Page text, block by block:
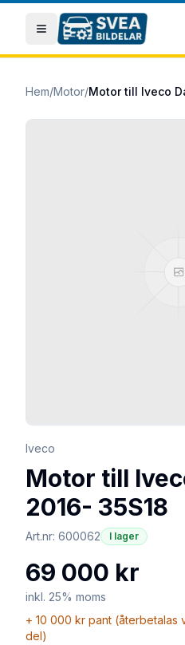
Hoppa till huvudinnehåll
Öppna meny
Hem/Motor/
Iveco
Motor till
2016- 35S18
Art.nr: 600062 I lager
69 000 kr
inkl. 25% moms
+ 10 000 kr pant (återbetalas
del)